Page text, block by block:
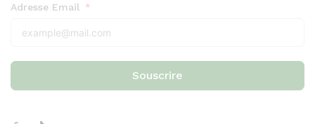
Adresse Email
Souscrire